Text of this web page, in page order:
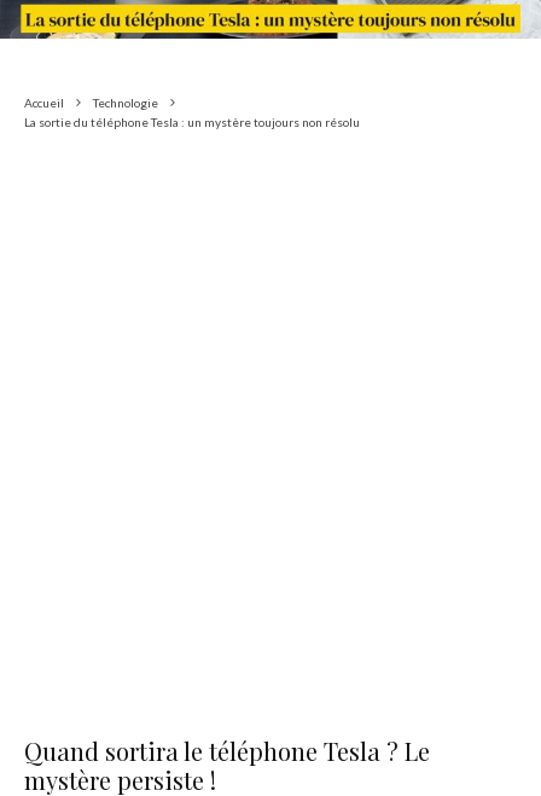
Accueil
Technologie
La sortie du téléphone Tesla : un mystère toujours non résolu
Quand sortira le téléphone Tesla ? Le
mystère persiste !